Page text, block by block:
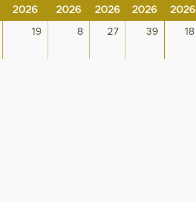
2026
2026
2026
2026
2026
19 8 27 39 18